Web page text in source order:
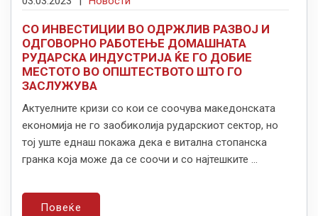
СО ИНВЕСТИЦИИ ВО ОДРЖЛИВ РАЗВОЈ И
ОДГОВОРНО РАБОТЕЊЕ ДОМАШНАТА
РУДАРСКА ИНДУСТРИЈА ЌЕ ГО ДОБИЕ
МЕСТОТО ВО ОПШТЕСТВОТО ШТО ГО
ЗАСЛУЖУВА
Актуелните кризи со кои се соочува македонската
економија не го заобиколија рударскиот сектор, но
тој уште еднаш покажа дека е витална стопанска
гранка која може да се соочи и со најтешките ...
Повеќе